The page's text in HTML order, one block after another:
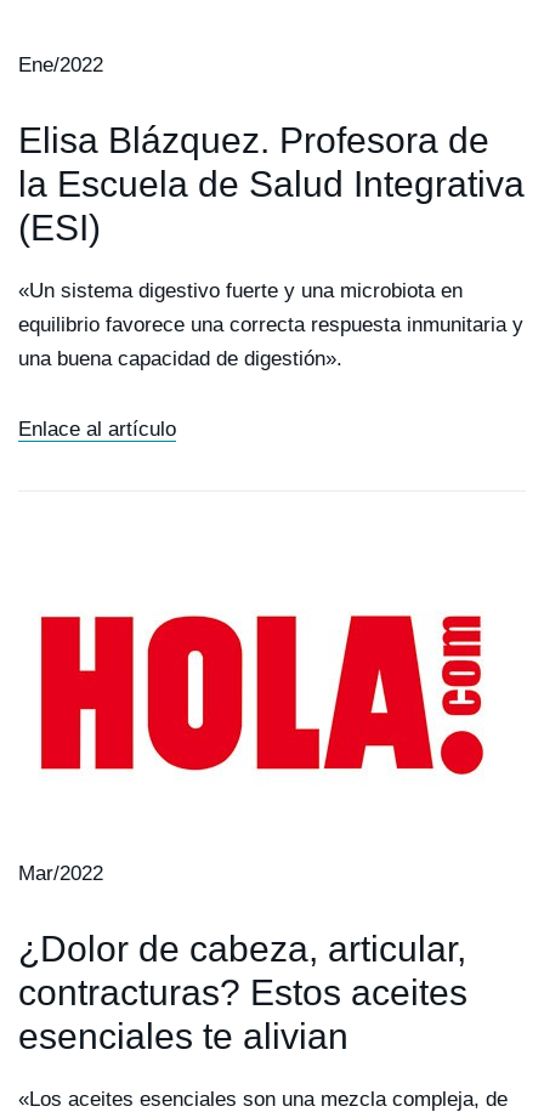
Ene/2022
Elisa Blázquez. Profesora de
la Escuela de Salud Integrativa
(ESI)
«Un sistema digestivo fuerte y una microbiota en
equilibrio favorece una correcta respuesta inmunitaria y
una buena capacidad de digestión».
Enlace al artículo
Mar/2022
¿Dolor de cabeza, articular,
contracturas? Estos aceites
esenciales te alivian
«Los aceites esenciales son una mezcla compleja, de